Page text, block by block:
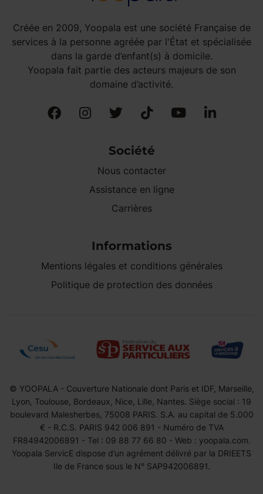
Créée en 2009, Yoopala est une société Française de
services à la personne agréée par l'État et spécialisée
dans la garde d’enfant(s) à domicile.
Yoopala fait partie des acteurs majeurs de son
domaine d’activité.
Société
Nous contacter
Assistance en ligne
Carrières
Informations
Mentions légales et conditions générales
Politique de protection des données
© YOOPALA - Couverture Nationale dont Paris et IDF, Marseille,
Lyon, Toulouse, Bordeaux, Nice, Lille, Nantes. Siège social : 19
boulevard Malesherbes, 75008 PARIS. S.A. au capital de 5.000
€ - R.C.S. PARIS 942 006 891 - Numéro de TVA
FR84942006891 - Tel : 09 88 77 66 80 - Web : yoopala.com.
Yoopala ServicE dispose d’un agrément délivré par la DRIEETS
Ile de France sous le N° SAP942006891.